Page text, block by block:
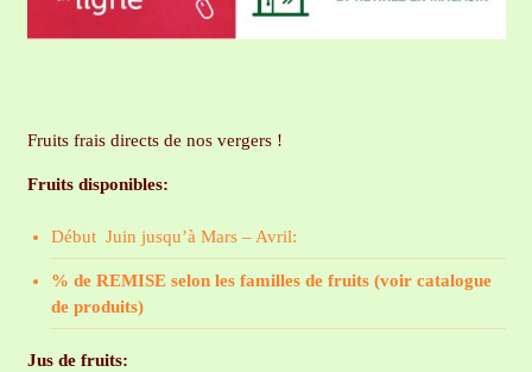
Fruits frais directs de nos vergers !
Fruits disponibles:
Début Juin jusqu’à Mars – Avril:
% de REMISE selon les familles de fruits (voir catalogue
de produits)
Jus de fruits: